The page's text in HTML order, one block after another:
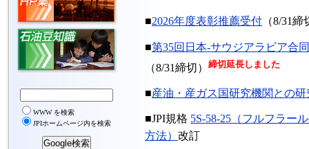
■2026年度表彰推薦受付 （8/31締
■第35回日本-サウジアラビア合
（8/31締切） 締切延長しました
■産油・産ガス国研究機関との
■JPI規格 5S-58-25（フルフラー
方法） 改訂